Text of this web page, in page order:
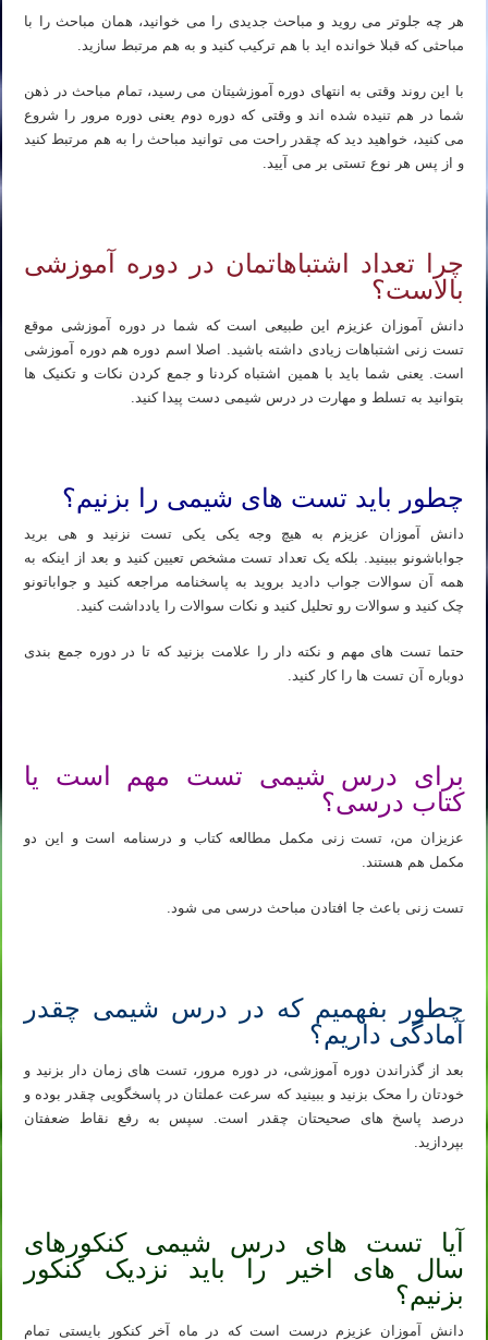
هر چه جلوتر می روید و مباحث جدیدی را می خوانید، همان مباحث را با
مباحثی که قبلا خوانده اید با هم ترکیب کنید و به هم مرتبط سازید.
با این روند وقتی به انتهای دوره آموزشیتان می رسید، تمام مباحث در ذهن
شما در هم تنیده شده اند و وقتی که دوره دوم یعنی دوره مرور را شروع
می کنید، خواهید دید که چقدر راحت می توانید مباحث را به هم مرتبط کنید
و از پس هر نوع تستی بر می آیید.
چرا تعداد اشتباهاتمان در دوره آموزشی
بالاست؟
دانش آموزان عزیزم این طبیعی است که شما در دوره آموزشی موقع
تست زنی اشتباهات زیادی داشته باشید. اصلا اسم دوره هم دوره آموزشی
است. یعنی شما باید با همین اشتباه کردنا و جمع کردن نکات و تکنیک ها
بتوانید به تسلط و مهارت در درس شیمی دست پیدا کنید.
چطور باید تست های شیمی را بزنیم؟
دانش آموزان عزیزم به هیچ وجه یکی یکی تست نزنید و هی برید
جواباشونو ببینید. بلکه یک تعداد تست مشخص تعیین کنید و بعد از اینکه به
همه آن سوالات جواب دادید بروید به پاسخنامه مراجعه کنید و جواباتونو
چک کنید و سوالات رو تحلیل کنید و نکات سوالات را یادداشت کنید.
حتما تست های مهم و نکته دار را علامت بزنید که تا در دوره جمع بندی
دوباره آن تست ها را کار کنید.
برای درس شیمی تست مهم است یا
کتاب درسی؟
عزیزان من، تست زنی مکمل مطالعه کتاب و درسنامه است و این دو
مکمل هم هستند.
تست زنی باعث جا افتادن مباحث درسی می شود.
چطور بفهمیم که در درس شیمی چقدر
آمادگی داریم؟
بعد از گذراندن دوره آموزشی، در دوره مرور، تست های زمان دار بزنید و
خودتان را محک بزنید و ببینید که سرعت عملتان در پاسخگویی چقدر بوده و
درصد پاسخ های صحیحتان چقدر است. سپس به رفع نقاط ضعفتان
بپردازید.
آیا تست های درس شیمی کنکورهای
سال های اخیر را باید نزدیک کنکور
بزنیم؟
دانش آموزان عزیزم درست است که در ماه آخر کنکور بایستی تمام